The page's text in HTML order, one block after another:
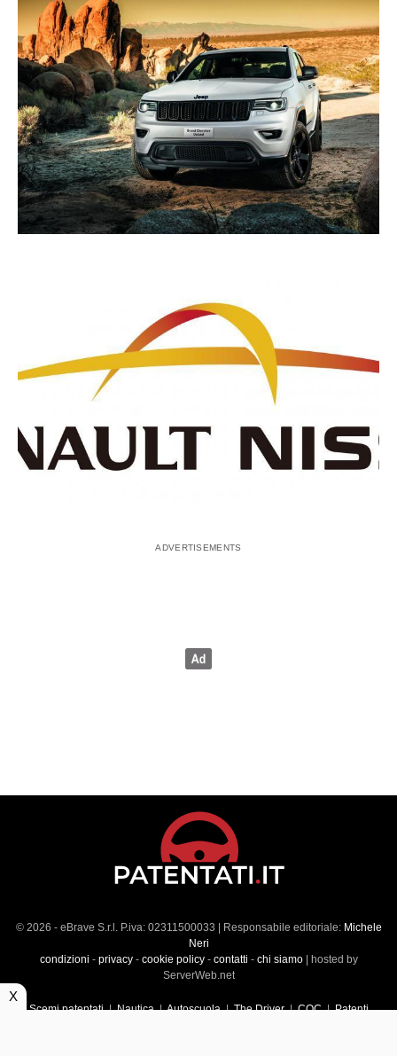
© 2026 - eBrave S.r.l. P.iva: 02311500033 | Responsabile editoriale: Michele
Neri
condizioni - privacy- cookie policy- contatti - chi siamo| hosted by
ServerWeb.net
Scemi patentati|Nautica|Autoscuola|The Driver|CQC|Patenti
X